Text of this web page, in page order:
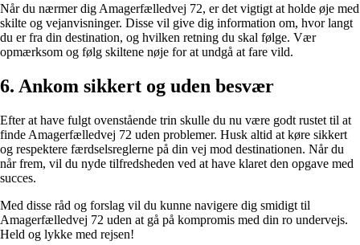
Når du nærmer dig Amagerfælledvej 72, er det vigtigt at holde øje med
skilte og vejanvisninger. Disse vil give dig information om, hvor langt
du er fra din destination, og hvilken retning du skal følge. Vær
opmærksom og følg skiltene nøje for at undgå at fare vild.
6. Ankom sikkert og uden besvær
Efter at have fulgt ovenstående trin skulle du nu være godt rustet til at
finde Amagerfælledvej 72 uden problemer. Husk altid at køre sikkert
og respektere færdselsreglerne på din vej mod destinationen. Når du
når frem, vil du nyde tilfredsheden ved at have klaret den opgave med
succes.
Med disse råd og forslag vil du kunne navigere dig smidigt til
Amagerfælledvej 72 uden at gå på kompromis med din ro undervejs.
Held og lykke med rejsen!